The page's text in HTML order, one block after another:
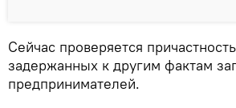
Сейчас проверяется
задержанных к другим фактам
предпринимателей.